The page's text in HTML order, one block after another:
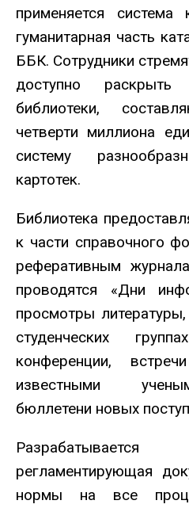
применяется система
гуманитарная часть
ББК. Сотрудники
доступно
библиотеки,
четверти миллиона
систему
картотек.
Библиотека
к части справочного
реферативным
проводятся «Дни
просмотры
студенческих
конференции,
известными
бюллетени новых
Разрабатывается
регламентирующая
нормы на все